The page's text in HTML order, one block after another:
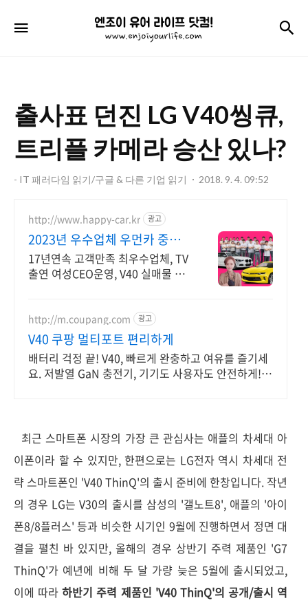
엔
조
어
라
이
프
닷
컴!
출사표 던진 LG V40씽큐,
트리플 카메라 승산 있나?
- IT 패러다임 읽기/구글 & 다른 기업 읽기 2018. 9. 4. 09:52
http://www.happy-car.kr 광고
2023년 우수업체 우먼카 중고
차는 최우수모범업체에서!
17년연속 고객만족 최우수업체, TV
출연 여성CEO운영, V40 실매물 5
지!!
http://m.coupang.com 광고
V40 쿠팡 멀티포트 편리하게
배터리 걱정 끝! V40, 빠르게 완충하고 여유를 즐기세
요. 저발열 GaN 충전기, 기기도 사용자도 안전하게!
최근 스마트폰 시장의 가장 큰 관심사는 애플의 차세대 아
이폰이라 할 수 있지만, 한편으로는 LG전자 역시 차세대 전
략 스마트폰인 'V40 ThinQ'의 출시 준비에 한창입니다. 작년
의 경우 LG는 V30의 출시를 삼성의 '갤노트8', 애플의 '아이
폰8/8플러스' 등과 비슷한 시기인 9월에 진행하면서 정면 대
결을 펼친 바 있지만, 올해의 경우 상반기 주력 제품인 'G7
ThinQ'가 예년에 비해 두 달 가량 늦은 5월에 출시되었고,
이에 따라하반기 주력 제품인 'V40 ThinQ'의 공개/출시 역